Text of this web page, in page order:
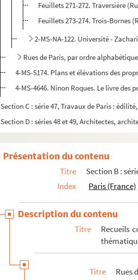
Feuillets 271-272. Traversière
Feuillets 273-274. Trois-Bornes
2-MS-NA-122. Université -
Rues de Paris, par ordre
4-MS-5174. Plans et élévations des
4-MS-4646. Ninon Roques. Le livre des
Section C : série 47, Travaux de Paris :
Section D : séries 48 et 49, Architectes,
Présentation du contenu
Titre
Section B :
Index
Paris (France)
Description du contenu
Titre
Recueils
Titre
Rues